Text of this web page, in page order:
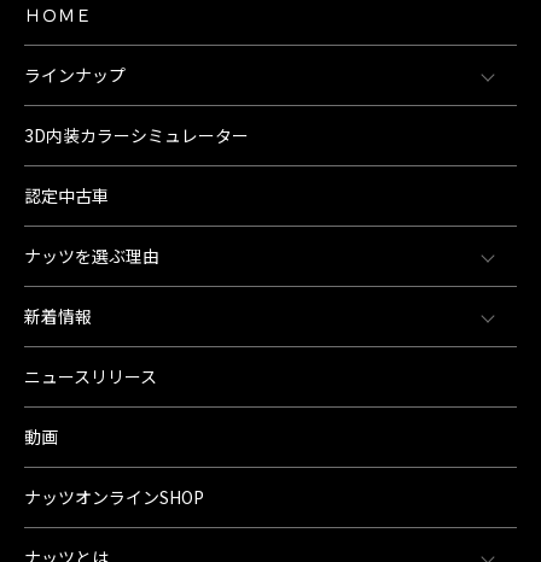
ＨＯＭＥ
ラインナップ
3D内装カラーシミュレーター
認定中古車
ナッツを選ぶ理由
新着情報
ニュースリリース
動画
ナッツオンラインSHOP
ナッツとは